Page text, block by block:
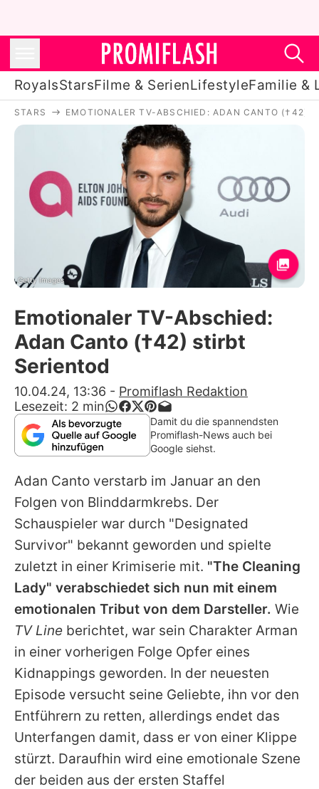
RoyalsStarsFilme & SerienLifestyleFamilie &
Royals
Stars
Filme & Serien
Lifestyle
Familie & Liebe
Promiflash Exklusiv
Alle Themen auf Promiflash
App runterladen
Team
Redaktionelle Richtlinien
Impressum
Datenschutzerklärung
Nutzungsbedingungen
Utiq verwalten
STARS EMOTIONALER TV-ABSCHIED: ADAN CANTO (†42)
Getty Images
Emotionaler TV-Abschied:
Adan Canto (†42) stirbt
Serientod
10.04.24, 13:36 - Promiflash Redaktion
Lesezeit: 2 min
Damit du die spannendsten
Promiflash-News auch bei
Google siehst.
Adan Canto verstarb im Januar an den
Folgen von Blinddarmkrebs. Der
Schauspieler war durch "Designated
Survivor" bekannt geworden und spielte
zuletzt in einer Krimiserie mit. "The Cleaning
Lady" verabschiedet sich nun mit einem
emotionalen Tribut von dem Darsteller. Wie
TV Line berichtet, war sein Charakter Arman
in einer vorherigen Folge Opfer eines
Kidnappings geworden. In der neuesten
Episode versucht seine Geliebte, ihn vor den
Entführern zu retten, allerdings endet das
Unterfangen damit, dass er von einer Klippe
stürzt. Daraufhin wird eine emotionale Szene
der beiden aus der ersten Staffel